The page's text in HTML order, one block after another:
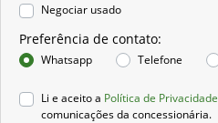
Negociar usado
Preferência de contato:
Whatsapp Telefone
Li e aceito a Política de Privacidade
comunicações da concessionária.